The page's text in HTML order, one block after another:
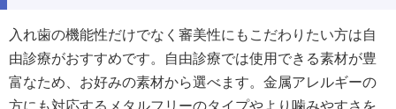
入れ歯の機能性だけでなく審美性にもこだわりたい方は自
由診療がおすすめです。自由診療では使用できる素材が豊
富なため、お好みの素材から選べます。金属アレルギーの
方にも対応するメタルフリーのタイプやより噛みやすさを